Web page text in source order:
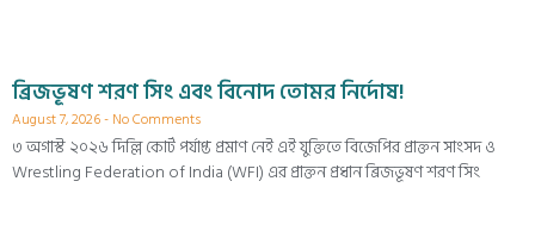
ব্রিজভূষণ শরণ সিং এবং বিনোদ তোমর নির্দোষ!
August 7, 2026 No Comments
৩ অগাস্ট ২০২৬ দিল্লি কোর্ট পর্যাপ্ত প্রমাণ নেই এই যুক্তিতে বিজেপির প্রাক্তন সাংসদ ও
Wrestling Federation of India (WFI) এর প্রাক্তন প্রধান ব্রিজভূষণ শরণ সিং